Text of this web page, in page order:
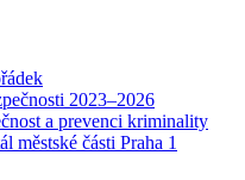
2023–2026
a prevenci kriminality
městské části Praha 1